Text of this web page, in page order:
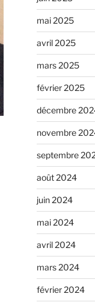
mai 2025
avril 2025
mars 2025
février 2025
décembre
novembre
septembre
août 2024
juin 2024
mai 2024
avril 2024
mars 2024
février 2024